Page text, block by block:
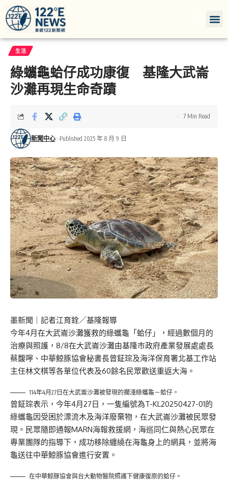
生活
綠蠵龜蛤仔成功康復 基隆大武崙
沙灘再現生命奇蹟
新聞中心 Published 2025 年 8 月 9 日
7 Min Read
墨新聞 ｜記者江育銓／基隆報導
今年4月在大武崙沙灘獲救的綠蠵龜「蛤仔」，經過數個月的
治療與照護，8/8在大武崙沙灘由基隆市政府產業發展處處長
蔡馥嚀、中華鯨豚協會秘書長曾鉦琮及海洋保育署北基工作站
主任林文棋等各單位代表及60餘名民眾歡送重返大海。
114年4月27日在大武崙沙灘被發現的擱淺綠蠵龜－蛤仔。
曾鉦琮表示，今年4月27日，一隻編號為T-KL20250427-01的
綠蠵龜因受困於漂流木及海洋廢棄物，在大武崙沙灘被民眾發
現。民眾隨即通報MARN海報救援網，海巡同仁與熱心民眾在
專業團隊的指導下，成功移除纏繞在海龜身上的網具，並將海
龜送往中華鯨豚協會進行安置。
在中華鯨豚協會與台大動物醫院照護下健康復原的蛤仔。